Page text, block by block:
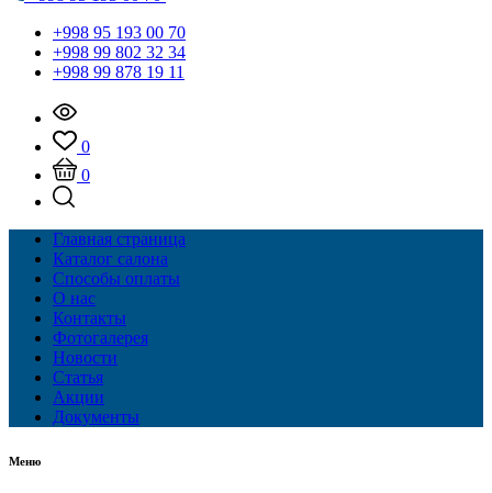
+998 95 193 00 70
+998 99 802 32 34
+998 99 878 19 11
0
0
Главная страница
Каталог салона
Способы оплаты
О нас
Контакты
Фотогалерея
Новости
Статья
Акции
Документы
Меню